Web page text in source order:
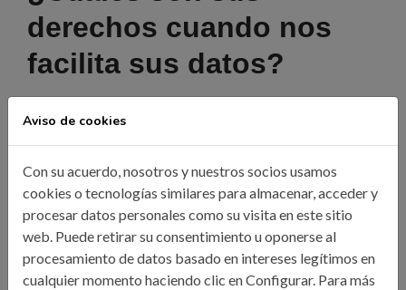
derechos cuando nos
facilita sus datos?
Los derechos de protección de datos de los que son
Derecho a solicitar el acceso a los datos personales
relativos al interesado
Derecho de rectificación o supresión
Aviso de cookies
Con su acuerdo, nosotros y nuestros socios usamos
cookies o tecnologías similares para almacenar, acceder y
procesar datos personales como su visita en este sitio
web. Puede retirar su consentimiento u oponerse al
procesamiento de datos basado en intereses legítimos en
cualquier momento haciendo clic en Configurar. Para más